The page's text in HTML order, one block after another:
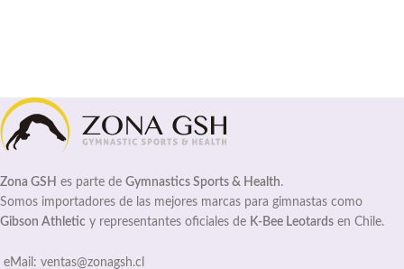
Zona GSH es parte de Gymnastics Sports & Health.
Somos importadores de las mejores marcas para gimnastas como
Gibson Athletic y representantes oficiales de K-Bee Leotards en Chile.
eMail: ventas@zonagsh.cl